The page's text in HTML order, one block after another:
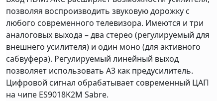
позволяя воспроизводить звуковую дорожку с
любого современного телевизора. Имеются и три
аналоговых выхода – два стерео (регулируемый для
внешнего усилителя) и один моно (для активного
сабвуфера). Регулируемый линейный выход
позволяет использовать A3 как предусилитель.
Цифровой сигнал обрабатывает современный ЦАП
на чипе ES9018K2M Sabre.